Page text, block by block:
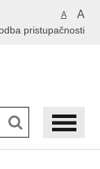
A A
pristupačnosti